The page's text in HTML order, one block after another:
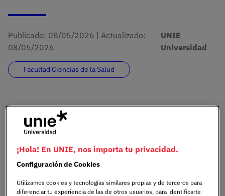
Publicado: 08/05/2026 | Actualizado:
08/05/2026
UNIE
Universidad
Facultad Ciencias de la Salud
El Campus Castellana de UNIE Universidad ha sido
la sede de la
celebradas los días 7 y 8 de mayo de 2026 bajo el
lema «Horizonte QuirónSalud: Reinventando el
¡Hola! En UNIE, nos importa tu privacidad.
Configuración de Cookies
Utilizamos cookies y tecnologías similares propias y de terceros para
diferenciar tu experiencia de las de otros usuarios, para identificarte